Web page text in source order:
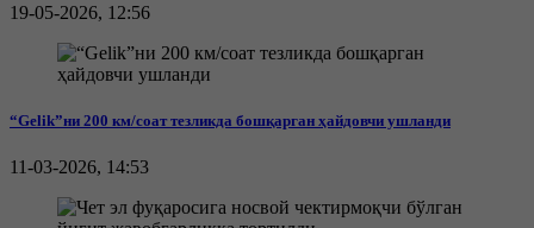
19-05-2026, 12:56
“Gelik”ни 200 км/соат тезликда бошқарган ҳайдовчи ушланди
11-03-2026, 14:53